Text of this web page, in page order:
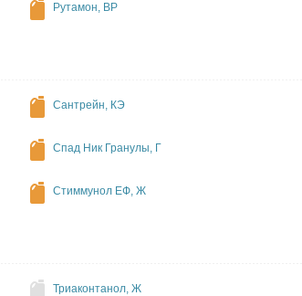
Рутамон, ВР
Сантрейн, КЭ
Спад Ник Гранулы, Г
Стиммунол ЕФ, Ж
Триаконтанол, Ж